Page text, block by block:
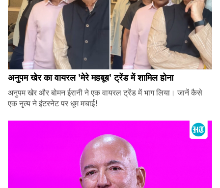
अनुपम खेर का वायरल 'मेरे महबूब' ट्रेंड में शामिल होना
अनुपम खेर और बोमन ईरानी ने एक वायरल ट्रेंड में भाग लिया। जानें कैसे
एक नृत्य ने इंटरनेट पर धूम मचाई!